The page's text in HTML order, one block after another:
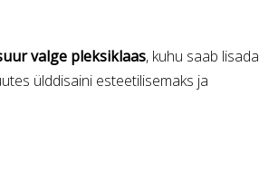
valge pleksiklaas, kuhu saab lisada
ülddisaini esteetilisemaks ja